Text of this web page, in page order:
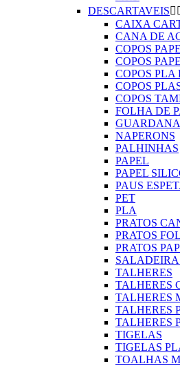
DESCARTAVEIS
CAIXA
CANA DE
COPOS
COPOS
COPOS PLA
COPOS
COPOS
FOLHA DE
NAPERONS
PALHINHAS
PAPEL
PAPEL
PAUS
PET
PLA
PRATOS
PRATOS
PRATOS
TALHERES
TALHERES
TALHERES
TALHERES
TALHERES
TIGELAS
TIGELAS
TOALHAS